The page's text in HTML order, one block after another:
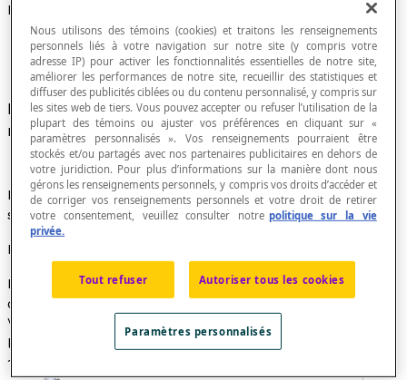
Intérieur d'une conique
Ensemble des points du plan d'où l'on ne peut
mener aucunetangente à uneconique.
L'intérieur d'unhyperbolecorrespond à la région où
sont situés lesfoyers.
Exemple
Le graphique ci-dessous illustre en orangé l'intérieur
de l'hyperbole d'équation [latex]\dfrac{x^2}{4} −
\dfrac{y^2}{7} = 1[/latex], soit la région déterminée par
l'inéquation [latex]\dfrac{x^2}{4} − \dfrac{y^2}{7} ≥
1[/latex].
Nous utilisons des témoins (cookies) et traitons les renseignements
personnels liés à votre navigation sur notre site (y compris votre
adresse IP) pour activer les fonctionnalités essentielles de notre site,
améliorer les performances de notre site, recueillir des statistiques et
diffuser des publicités ciblées ou du contenu personnalisé, y compris sur
les sites web de tiers. Vous pouvez accepter ou refuser l’utilisation de la
plupart des témoins ou ajuster vos préférences en cliquant sur «
paramètres personnalisés ». Vos renseignements pourraient être
stockés et/ou partagés avec nos partenaires publicitaires en dehors de
votre juridiction. Pour plus d’informations sur la manière dont nous
gérons les renseignements personnels, y compris vos droits d’accéder et
de corriger vos renseignements personnels et votre droit de retirer
votre consentement, veuillez consulter notre politique sur la vie
privée.
Tout refuser Autoriser tous les cookies
Paramètres personnalisés